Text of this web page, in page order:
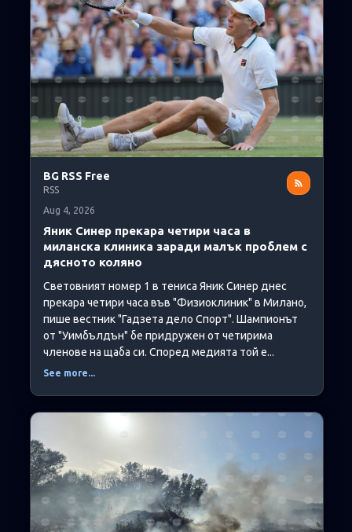
BG RSS Free
RSS
Aug 4, 2026
Яник Синер прекара четири часа в
миланска клиника заради малък проблем с
дясното коляно
Световният номер 1 в тениса Яник Синер днес
прекара четири часа във "Физиоклиник" в Милано,
пише вестник "Гадзета дело Спорт". Шампионът
от "Уимбълдън" бе придружен от четирима
членове на щаба си. Според медията той е...
See more...